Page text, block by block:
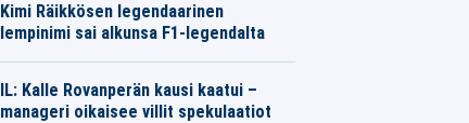
Kimi Räikkösen legendaarinen
lempinimi sai alkunsa F1-legendalta
IL: Kalle Rovanperän kausi kaatui –
manageri oikaisee villit spekulaatiot